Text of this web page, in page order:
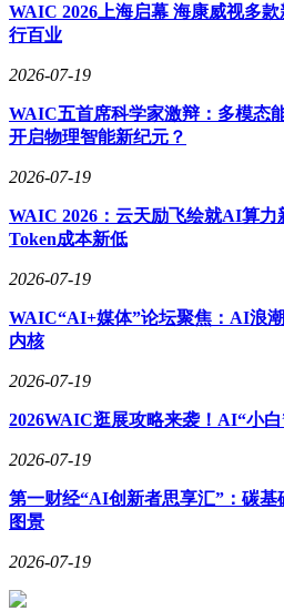
WAIC 2026上海启幕 海康威视多
行百业
2026-07-19
WAIC五首席科学家激辩：多模态
开启物理智能新纪元？
2026-07-19
WAIC 2026：云天励飞绘就AI算力
Token成本新低
2026-07-19
WAIC“AI+媒体”论坛聚焦：AI浪
内核
2026-07-19
2026WAIC逛展攻略来袭！AI“小
2026-07-19
第一财经“AI创新者思享汇”：碳
图景
2026-07-19